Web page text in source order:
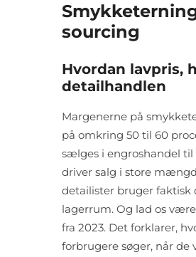
sourcing
Hvordan lavpris,
detailhandlen
Margenerne på
på omkring 50 til 60
sælges i engroshandel
driver salg i store
detailister bruger faktisk
lagerrum. Og lad os
fra 2023. Det forklarer,
forbrugere søger, når de